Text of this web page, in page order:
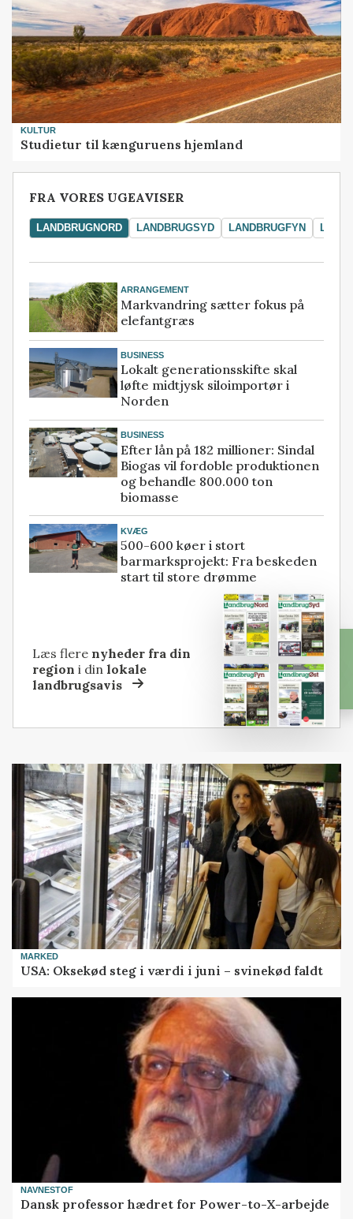
KULTUR
Studietur til kænguruens hjemland
FRA VORES UGEAVISER
LANDBRUGNORD LANDBRUGSYD LANDBRUGFYN
ARRANGEMENT
Markvandring sætter fokus på
elefantgræs
BUSINESS
Lokalt generationsskifte skal
løfte midtjysk siloimportør i
Norden
BUSINESS
Efter lån på 182 millioner: Sindal
Biogas vil fordoble produktionen
og behandle 800.000 ton
biomasse
KVÆG
500-600 køer i stort
barmarksprojekt: Fra beskeden
start til store drømme
Læs flere nyheder fra din
region i dinlokale
landbrugsavis
MARKED
USA: Oksekød steg i værdi i juni – svinekød faldt
NAVNESTOF
Dansk professor hædret for Power-to-X-arbejde